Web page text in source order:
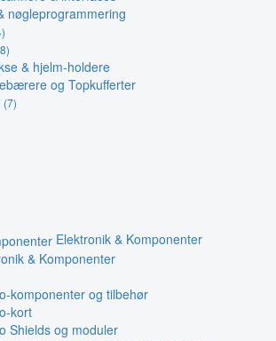
nøgleprogrammering
& hjelm-holdere
og Topkufferter
(7)
Elektronik & Komponenter
& Komponenter
komponenter og tilbehør
kort
Shields og moduler